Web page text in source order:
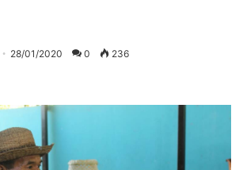
28/01/2020 0 236